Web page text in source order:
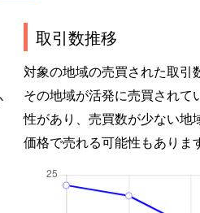
取引数推移
対象の地域の売買された取引
その地域が活発に売買され
性があり、売買数が少ない地
価格で売れる可能性もありま